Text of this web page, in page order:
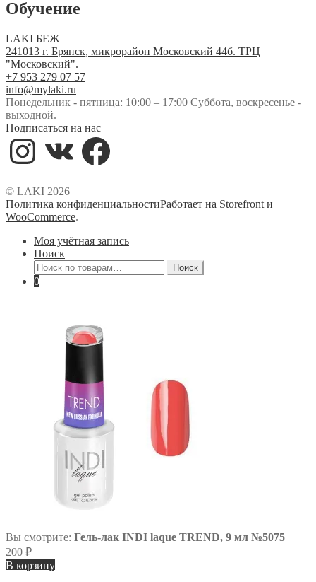
Обучение
LAKI БЕЖ
241013 г. Брянск, микрорайон Московский 44б. ТРЦ
"Московский".
+7 953 279 07 57
info@mylaki.ru
Понедельник - пятница: 10:00 – 17:00 Суббота, воскресенье -
выходной.
Подписаться на нас
Instagram
Facebook
© LAKI 2026
Политика конфиденциальностиРаботает на Storefront и
WooCommerce.
Моя учётная запись
Поиск
Искать:
Поиск
0
Вы смотрите: Гель-лак INDI laque TREND, 9 мл №5075
200 ₽
В корзину